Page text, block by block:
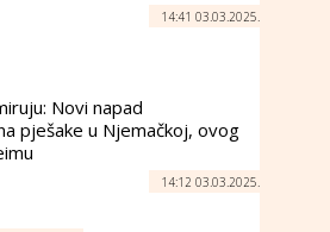
14:41 03.03.2025.
Novi napad
pješake u Njemačkoj, ovog
14:12 03.03.2025.